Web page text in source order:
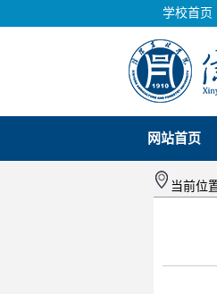
学校首页
网站首页
当前位